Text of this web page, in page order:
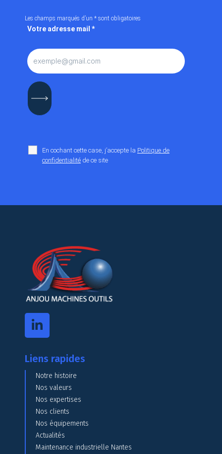
Les champs marqués d’un * sont obligatoires
Votre adresse mail *
En cochant cette case, j’accepte la Politique de
confidentialité de ce site
Liens rapides
Notre histoire
Nos valeurs
Nos expertises
Nos clients
Nos équipements
Actualités
Maintenance industrielle Nantes